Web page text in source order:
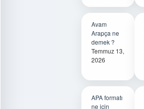
Avam
Arapça ne
demek ?
Temmuz 13,
2026
APA formatı
ne için